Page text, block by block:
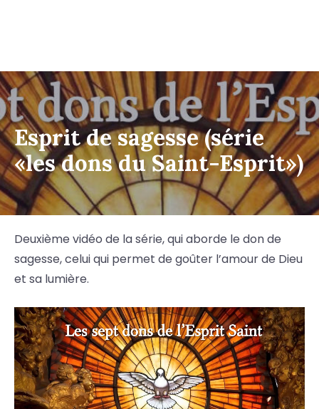
Esprit de sagesse (série
«les dons du Saint-Esprit»)
Deuxième vidéo de la série, qui aborde le don de
sagesse, celui qui permet de goûter l’amour de Dieu
et sa lumière.